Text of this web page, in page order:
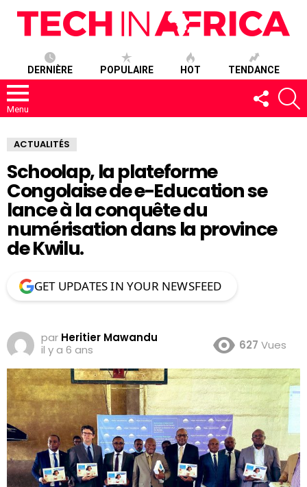
DERNIÈRE POPULAIRE HOT TENDANCE
Menu
SUIVEZ-
NOUS
ACTUALITÉS
Schoolap, la plateforme
Congolaise de e-Education se
lance à la conquête du
numérisation dans la province
de Kwilu.
GET UPDATES IN YOUR NEWSFEED
par Heritier Mawandu
il y a 6 ans
627 Vues